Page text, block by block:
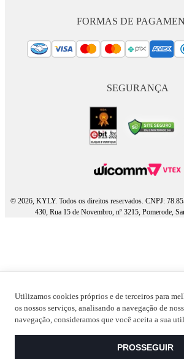
Utilizamos cookies próprios e de terceiros para
os nossos serviços, analisando a navegação de
navegação, consideramos que você aceita a sua
PROSSEGUIR
FORMAS DE
SEGURANÇA
© 2026, KYLY. Todos os direitos reservados. CNPJ:
430, Rua 15 de Novembro, nº 3215, Pomerode,